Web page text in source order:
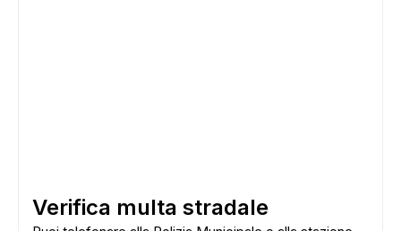
Verifica multa stradale